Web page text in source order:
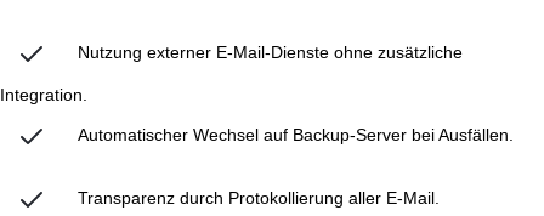
Nutzung externer E-Mail-Dienste ohne zusätzliche
Integration.
Automatischer Wechsel auf Backup-Server bei Ausfällen.
Transparenz durch Protokollierung aller E-Mail.